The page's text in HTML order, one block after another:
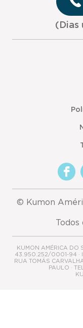
(Dias
© Kumon
KUMON AMÉRICA DO
43.950.252/0001-94 ·
RUA TOMÁS
PAULO ·